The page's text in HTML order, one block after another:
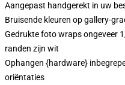
Aangepast handgerekt in uw
Bruisende kleuren op gallery-
Gedrukte foto wraps ongeveer
randen zijn wit
Ophangen {hardware}
oriëntaties